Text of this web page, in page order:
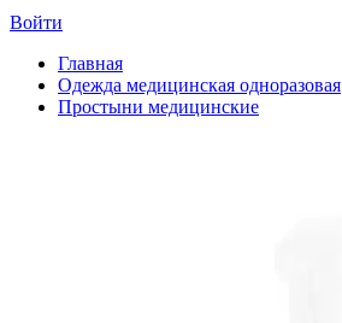
Войти
Главная
Одежда медицинская одноразовая
Простыни медицинские